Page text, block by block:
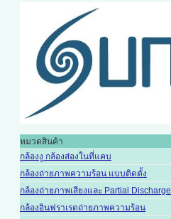
หมวดสินค้า
กล้องงู กล้องส่องในที่แคบ
กล้องถ่ายภาพความร้อน แบบติดตั้ง
กล้องถ่ายภาพเสียงและ Partial Discharge
กล้องอินฟราเรดถ่ายภาพความร้อน